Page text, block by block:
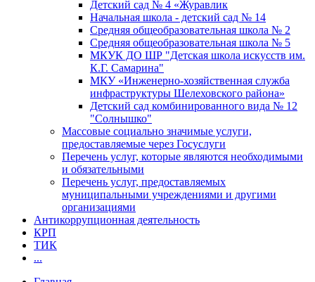
Детский сад № 4 «Журавлик
Начальная школа - детский сад № 14
Средняя общеобразовательная школа № 2
Средняя общеобразовательная школа № 5
МКУК ДО ШР "Детская школа искусств им.
К.Г. Самарина"
МКУ «Инженерно-хозяйственная служба
инфраструктуры Шелеховского района»
Детский сад комбинированного вида № 12
"Солнышко"
Массовые социально значимые услуги,
предоставляемые через Госуслуги
Перечень услуг, которые являются необходимыми
и обязательными
Перечень услуг, предоставляемых
муниципальными учреждениями и другими
организациями
Антикоррупционная деятельность
КРП
ТИК
...